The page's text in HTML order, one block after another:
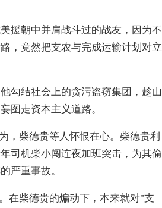
朝中并肩战斗过的战友，因为不
，竟然把支农与完成运输计划对立
结社会上的贪污盗窃集团，趁山
图走资本主义道路。
柴德贵等人怀恨在心。柴德贵利
司机柴小闯连夜加班突击，为其偷
严重事故。
柴德贵的煸动下，本来就对"支